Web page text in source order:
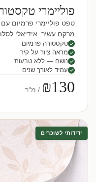
פוליימרי
טפט פוליימרי פרמיום
מרקם עשיר. אידיאלי
טקסטורה פרמיום
מראה ציור על קיר
נושם — ללא טבעות
עמיד לאורך שנים
₪130 / מ"ר
ידידותי לשוכרים